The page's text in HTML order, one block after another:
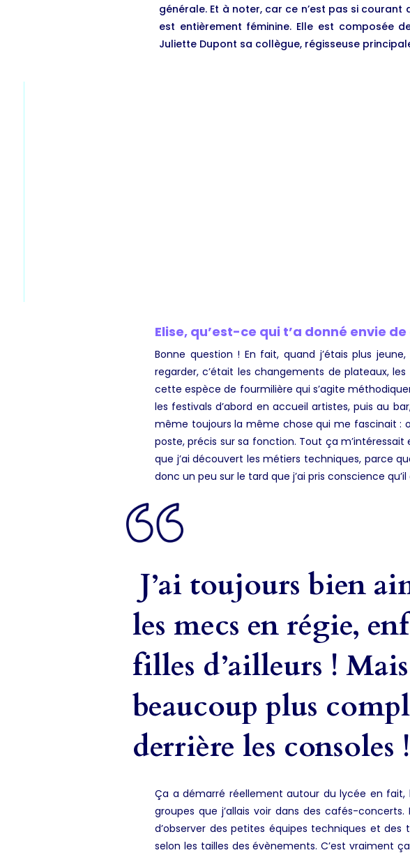
générale. Et à noter, car ce n’est pas si
est entièrement féminine. Elle est composée
Juliette Dupont sa collègue, régisseuse
Elise, qu’est-ce qui t’a donné envie
Bonne question ! En fait, quand j’étais plus
regarder, c’était les changements de plateaux,
cette espèce de fourmilière qui s’agite
les festivals d’abord en accueil artistes, puis au
même toujours la même chose qui me fascinait :
poste, précis sur sa fonction. Tout ça
que j’ai découvert les métiers techniques, parce
donc un peu sur le tard que j’ai pris conscience
J’ai toujours bien
les mecs en régie,
filles d’ailleurs !
beaucoup plus
derrière les consoles !
Ça a démarré réellement autour du lycée en fait,
groupes que j’allais voir dans des cafés-
d’observer des petites équipes techniques et
selon les tailles des évènements. C’est vraiment